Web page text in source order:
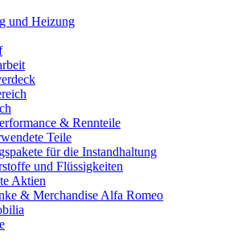
und Heizung
& Rennteile
Teile
für die Instandhaltung
und Flüssigkeiten
Aktien
& Merchandise Alfa Romeo